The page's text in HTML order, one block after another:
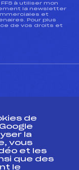
à utiliser mon
la newsletter
et
Pour plus
de vos droits et
de
la
vous
et les
que des
le